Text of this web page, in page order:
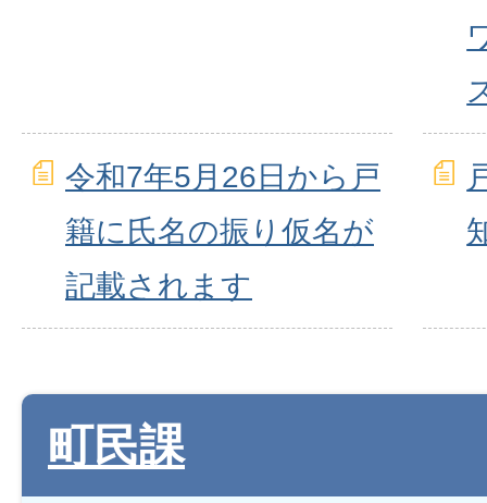
令和7年5月26日から戸
籍に氏名の振り仮名が
記載されます
町民課